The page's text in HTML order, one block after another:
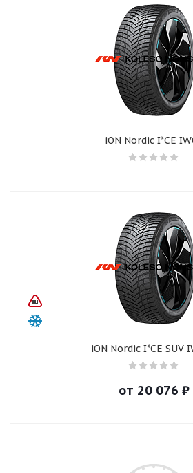
iON Nordic I*CE
iON Nordic I*CE SUV
от 20 076 ₽